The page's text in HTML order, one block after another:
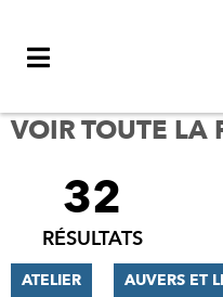
VOIR TOUTE
FILTRER
RÉSULTATS
32
RÉSULTATS
ATELIER AUVERS ET